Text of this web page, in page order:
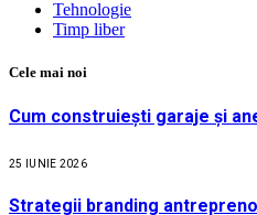
Tehnologie
Timp liber
Cele mai noi
Cum construiești garaje și
25 IUNIE 2026
Strategii branding